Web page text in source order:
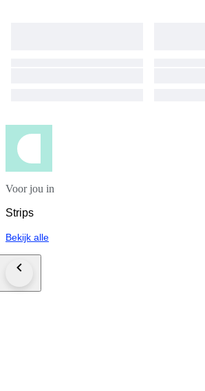
Voor jou in
Strips
Bekijk alle